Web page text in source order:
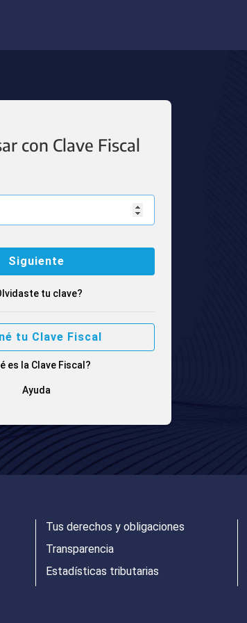
con Clave Fiscal
tu clave?
tu Clave Fiscal
es la Clave Fiscal?
Ayuda
Tus derechos y obligaciones
Transparencia
Estadísticas tributarias